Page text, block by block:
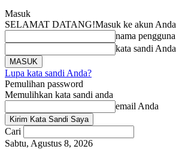
Masuk
SELAMAT DATANG!Masuk ke akun Anda
nama pengguna
kata sandi Anda
Lupa kata sandi Anda?
Pemulihan password
Memulihkan kata sandi anda
email Anda
Cari
Sabtu, Agustus 8, 2026